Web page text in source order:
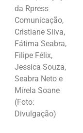
da Rpress
Comunicação,
Cristiane Silva,
Fátima Seabra,
Filipe Félix,
Jessica Souza,
Seabra Neto e
Mirela Soane
(Foto:
Divulgação)